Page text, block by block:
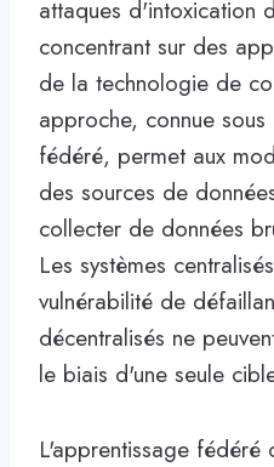
attaques d'intoxication
concentrant sur des
de la technologie de
approche, connue
fédéré, permet aux
des sources de
collecter de données
Les systèmes
vulnérabilité de
décentralisés ne
le biais d'une seule
L'apprentissage fédéré